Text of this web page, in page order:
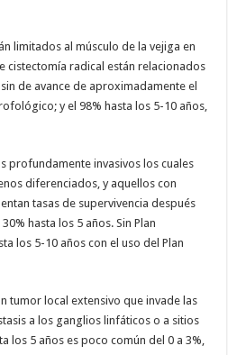
limitados al músculo de la vejiga en
cistectomía radical están relacionados
de avance de aproximadamente el
y el 98% hasta los 5-10 años,
profundamente invasivos los cuales
diferenciados, y aquellos con
tasas de supervivencia después
hasta los 5 años. Sin Plan
los 5-10 años con el uso del Plan
tumor local extensivo que invade las
a los ganglios linfáticos o a sitios
los 5 años es poco común del 0 a 3%,